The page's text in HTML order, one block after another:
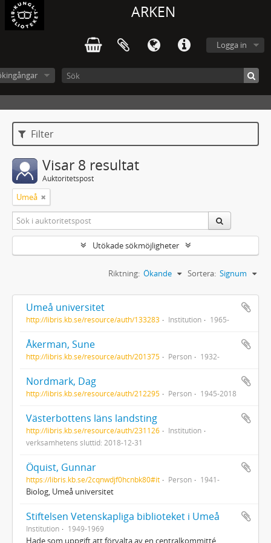
ARKEN
Logga in
Filter
Visar 8 resultat
Auktoritetspost
Umeå
Utökade sökmöjligheter
Sortera: Signum
Riktning: Ökande
Umeå universitet
http://libris.kb.se/resource/auth/133283 Institution 1965-
Åkerman, Sune
http://libris.kb.se/resource/auth/201375 Person 1932-
Nordmark, Dag
http://libris.kb.se/resource/auth/212295 Person 1945-2018
Västerbottens läns landsting
http://libris.kb.se/resource/auth/231126
Institution
verksamhetens sluttid: 2018-12-31
Öquist, Gunnar
https://libris.kb.se/2cqnwdjf0hcnbk80#it Person 1941-
Biolog, Umeå universitet
Stiftelsen Vetenskapliga biblioteket i Umeå
Institution 1949-1969
Hade som uppgift att förvalta av en centralkommitté